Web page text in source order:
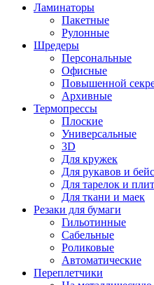
Ламинаторы
Пакетные
Рулонные
Шредеры
Персональные
Офисные
Повышенной
Архивные
Термопрессы
Плоские
Универсальные
3D
Для кружек
Для рукавов и
Для тарелок и
Для ткани и маек
Резаки для бумаги
Гильотинные
Сабельные
Роликовые
Автоматические
Переплетчики